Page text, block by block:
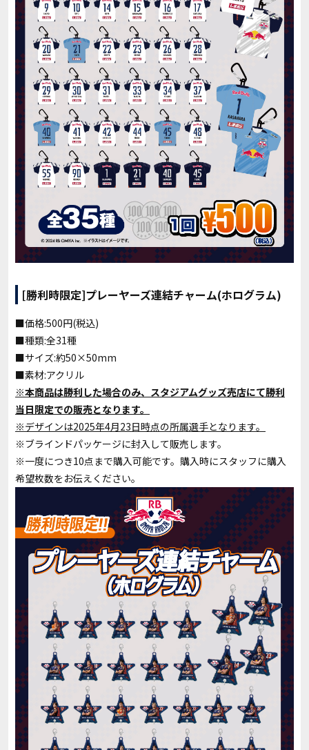
[勝利時限定]プレーヤーズ連結チャーム(ホログラム)
■価格:500円(税込)
■種類:全31種
■サイズ:約50×50mm
■素材:アクリル
※本商品は勝利した場合のみ、スタジアムグッズ売店にて勝利
当日限定での販売となります。
※デザインは2025年4月23日時点の所属選手となります。
※ブラインドパッケージに封入して販売します。
※一度につき10点まで購入可能です。購入時にスタッフに購入
希望枚数をお伝えください。